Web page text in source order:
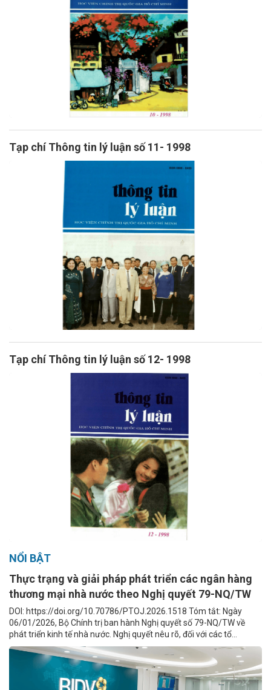
Tạp chí Thông tin lý luận số 11- 1998
Tạp chí Thông tin lý luận số 12- 1998
NỔI BẬT
Thực trạng và giải pháp phát triển các ngân hàng
thương mại nhà nước theo Nghị quyết 79-NQ/TW
DOI: https://doi.org/10.70786/PTOJ.2026.1518 Tóm tắt: Ngày
06/01/2026, Bộ Chính trị ban hành Nghị quyết số 79-NQ/TW về
phát triển kinh tế nhà nước. Nghị quyết nêu rõ, đối với các tổ...